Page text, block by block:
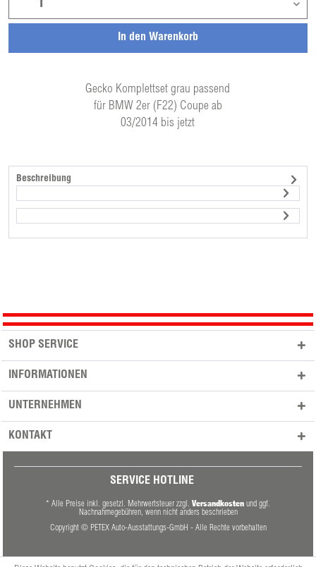
Gecko Komplettset grau passend
für BMW 2er (F22) Coupe ab
03/2014 bis jetzt
In den Warenkorb
Beschreibung
SHOP SERVICE
INFORMATIONEN
UNTERNEHMEN
KONTAKT
SERVICE HOTLINE
* Alle Preise inkl. gesetzl. Mehrwertsteuer zzgl. Versandkosten und ggf.
Nachnahmegebühren, wenn nicht anders beschrieben
Copyright © PETEX Auto-Ausstattungs-GmbH - Alle Rechte vorbehalten